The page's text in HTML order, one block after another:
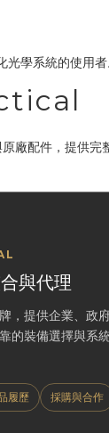
學系統的使用者
廠配件，提供完
與代理
，提供企業、政
的裝備選擇與系
履歷 採購與合作